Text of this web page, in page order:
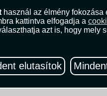
használ az élmény fokozása
kattintva elfogadja a
azt is, hogy mely
elutasítok